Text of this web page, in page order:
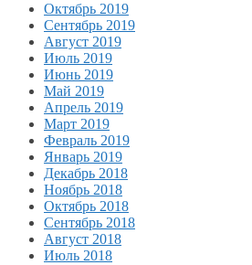
Октябрь 2019
Сентябрь 2019
Август 2019
Июль 2019
Июнь 2019
Май 2019
Апрель 2019
Март 2019
Февраль 2019
Январь 2019
Декабрь 2018
Ноябрь 2018
Октябрь 2018
Сентябрь 2018
Август 2018
Июль 2018